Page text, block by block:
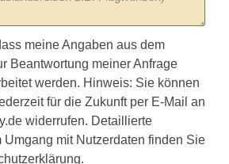
meine Angaben aus dem
Beantwortung meiner Anfrage
werden. Hinweis: Sie können
für die Zukunft per E-Mail an
widerrufen. Detaillierte
Umgang mit Nutzerdaten finden Sie